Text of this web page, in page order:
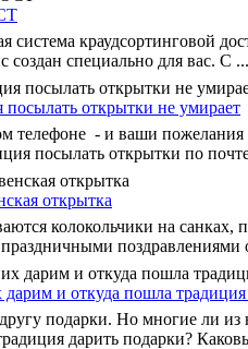
краудсортинговой
создан специально для вас. С ...
посылать открытки не умирает
телефоне - и ваши пожелания
посылать открытки по
открытка
колокольчики на
поздравлениями
и откуда пошла
подарки. Но многие ли из
дарить подарки?